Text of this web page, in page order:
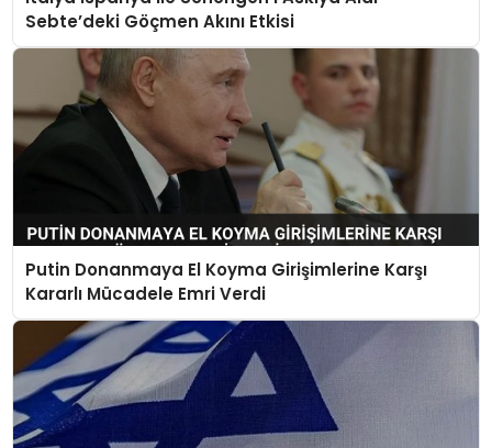
Sebte’deki Göçmen Akını Etkisi
Putin Donanmaya El Koyma Girişimlerine Karşı
Kararlı Mücadele Emri Verdi